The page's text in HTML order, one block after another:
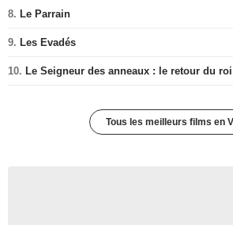
8. Le Parrain
9. Les Evadés
10. Le Seigneur des anneaux : le retour du roi
Tous les meilleurs films en